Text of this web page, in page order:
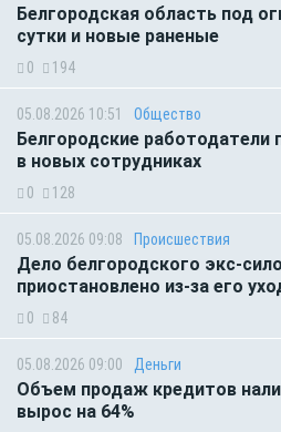
Белгородская область под
сутки и новые раненые
0 194
05.08.2026 10:51 Общество
Белгородские работодатели
в новых сотрудниках
0 128
05.08.2026 09:08 Происшествия
Дело белгородского экс-
приостановлено из-за его
0 84
05.08.2026 09:00 Деньги
Объем продаж кредитов
вырос на 64%